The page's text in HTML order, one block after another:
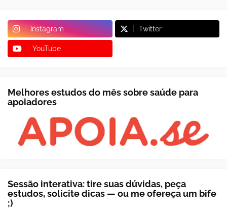
Instagram Twitter
YouTube
Melhores estudos do mês sobre saúde para
apoiadores
Sessão interativa: tire suas dúvidas, peça
estudos, solicite dicas — ou me ofereça um bife
;)